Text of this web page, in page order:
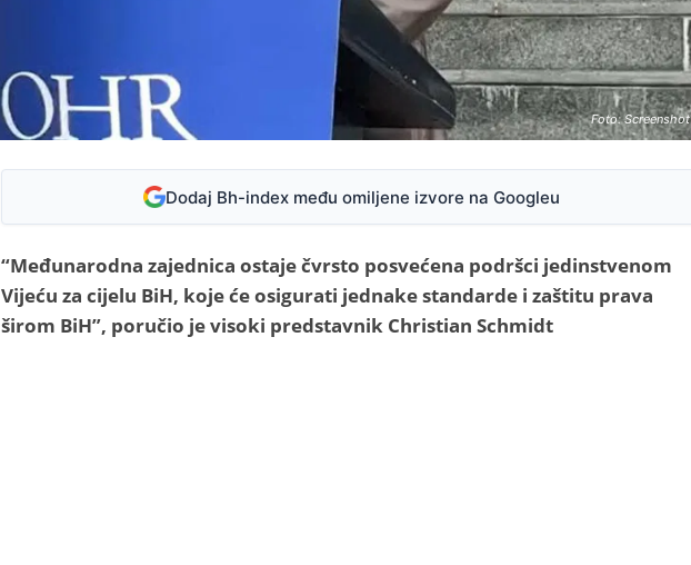
Foto: Screenshot
Dodaj Bh-index među omiljene izvore na Googleu
“Međunarodna zajednica ostaje čvrsto posvećena podršci jedinstvenom
Vijeću za cijelu BiH, koje će osigurati jednake standarde i zaštitu prava
širom BiH”, poručio je visoki predstavnik Christian Schmidt